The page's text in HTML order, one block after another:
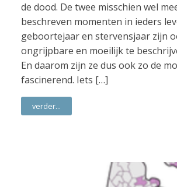
de dood. De twee misschien wel
beschreven momenten in ieders
geboortejaar en stervensjaar zijn
ongrijpbare en moeilijk te
En daarom zijn ze dus ook zo de
fascinerend. Iets […]
verder...